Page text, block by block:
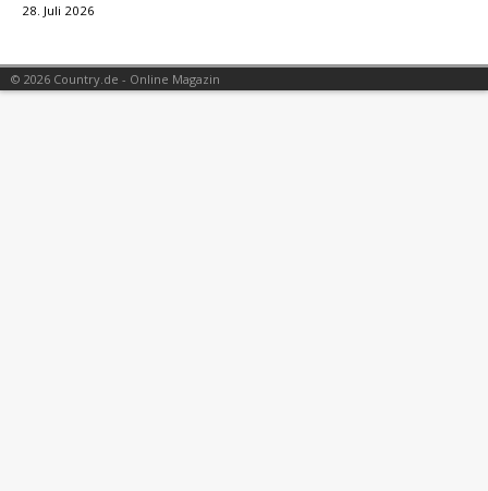
28. Juli 2026
© 2026 Country.de - Online Magazin